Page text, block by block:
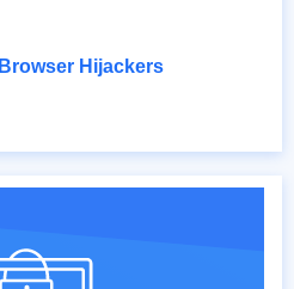
Browser Hijackers